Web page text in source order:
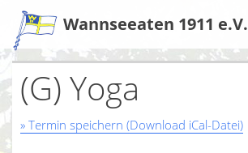
Zum
Inhalt
Wannseeaten 1911 e.V.
(G) Yoga
» Termin speichern (Download iCal-Datei)